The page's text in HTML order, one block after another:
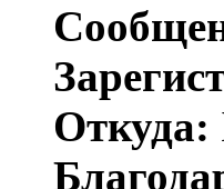
Откуда: